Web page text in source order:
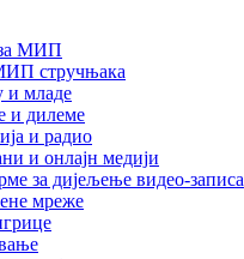
МИП
стручњака
и младе
и дилеме
и радио
и онлајн медији
за дијељење видео-записа
мреже